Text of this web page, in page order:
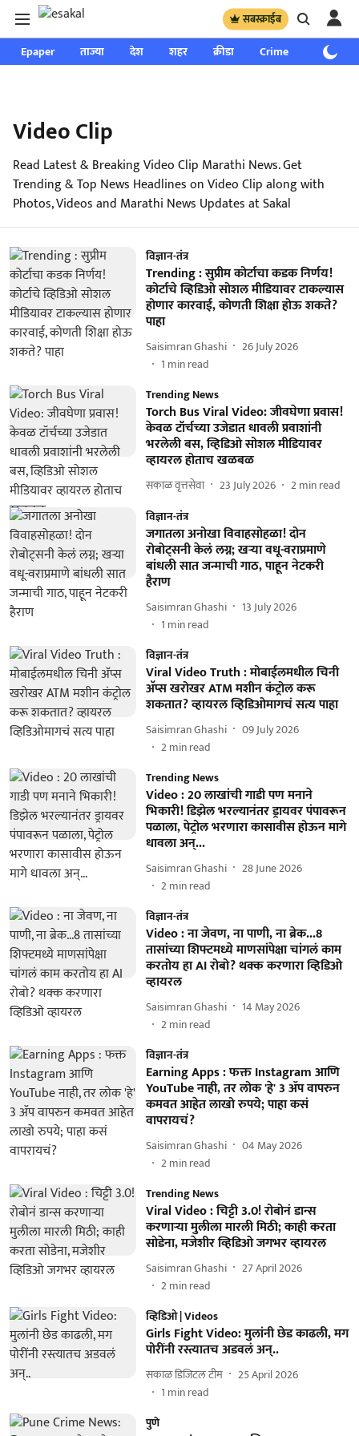
सबस्क्राईब
Epaper ताज्या देश शहर क्रीडा Crime साप्ताहिक
Video Clip
Read Latest & Breaking Video Clip Marathi News. Get
Trending & Top News Headlines on Video Clip along with
Photos, Videos and Marathi News Updates at Sakal
विज्ञान-तंत्र
Trending : सुप्रीम कोर्टाचा कडक निर्णय!
कोर्टाचे व्हिडिओ सोशल मीडियावर टाकल्यास
होणार कारवाई, कोणती शिक्षा होऊ शकते?
पाहा
Saisimran Ghashi
26 July 2026
1 min read
Trending News
Torch Bus Viral Video: जीवघेणा प्रवास!
केवळ टॉर्चच्या उजेडात धावली प्रवाशांनी
भरलेली बस, व्हिडिओ सोशल मीडियावर
व्हायरल होताच खळबळ
सकाळ वृत्तसेवा 23 July 2026 2min read
विज्ञान-तंत्र
जगातला अनोखा विवाहसोहळा! दोन
रोबोट्सनी केलं लग्न; खऱ्या वधू-वराप्रमाणे
बांधली सात जन्माची गाठ, पाहून नेटकरी
हैराण
Saisimran Ghashi
13 July 2026
1 min read
विज्ञान-तंत्र
Viral Video Truth : मोबाईलमधील चिनी
अ‍ॅप्स खरोखर ATM मशीन कंट्रोल करू
शकतात? व्हायरल व्हिडिओमागचं सत्य पाहा
Saisimran Ghashi
09 July 2026
2min read
Trending News
Video : 20 लाखांची गाडी पण मनाने
भिकारी! डिझेल भरल्यानंतर ड्रायवर पंपावरून
पळाला, पेट्रोल भरणारा कासावीस होऊन मागे
धावला अन्...
Saisimran Ghashi
28 June 2026
2min read
विज्ञान-तंत्र
Video : ना जेवण, ना पाणी, ना ब्रेक...8
तासांच्या शिफ्टमध्ये माणसांपेक्षा चांगलं काम
करतोय हा AI रोबो? थक्क करणारा व्हिडिओ
व्हायरल
Saisimran Ghashi
14 May 2026
2min read
विज्ञान-तंत्र
Earning Apps : फक्त Instagram आणि
YouTube नाही, तर लोक 'हे' 3 ॲप वापरुन
कमवत आहेत लाखो रुपये; पाहा कसं
वापरायचं?
Saisimran Ghashi
04 May 2026
2min read
Trending News
Viral Video : चिट्टी 3.0! रोबोनं डान्स
करणाऱ्या मुलीला मारली मिठी; काही करता
सोडेना, मजेशीर व्हिडिओ जगभर व्हायरल
Saisimran Ghashi
27 April 2026
2min read
व्हिडिओ | Videos
Girls Fight Video: मुलांनी छेड काढली, मग
पोरींनी रस्त्यातच अडवलं अन्..
सकाळ डिजिटल टीम
25 April 2026
1 min read
पुणे